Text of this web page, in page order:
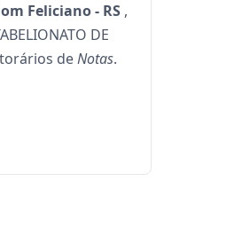
Feliciano - RS ,
DE
deNotas.